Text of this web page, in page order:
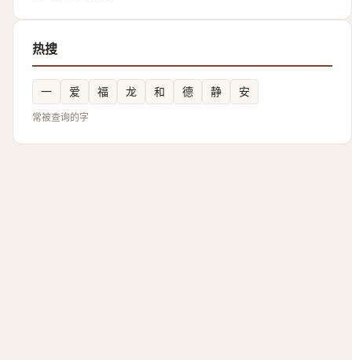
热搜
一 爱 福 龙 和 德 静 安
常被查询的字